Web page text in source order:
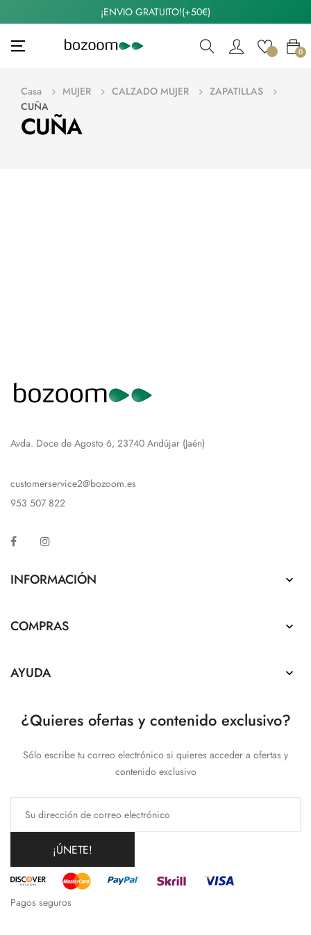
¡ENVIO GRATUITO!(+50€)
Navegación
☰ 0
CUÑA
Casa MUJER CALZADO MUJER
ZAPATILLAS
CUÑA
Avda. Doce de Agosto 6, 23740 Andújar (Jaén)
customerservice2@bozoom.es
953 507 822
Facebook
INFORMACIÓN 
COMPRAS 
AYUDA 
¿Quieres ofertas y contenido exclusivo?
Sólo escribe tu correo electrónico si quieres acceder a ofertas y
contenido exclusivo
¡ÚNETE!
Pagos seguros